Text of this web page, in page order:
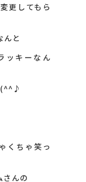
更してもら
んと
ッキーなん
(^^♪
くちゃ笑っ
さんの